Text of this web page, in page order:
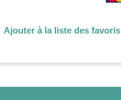
Ajouter à la liste des favoris